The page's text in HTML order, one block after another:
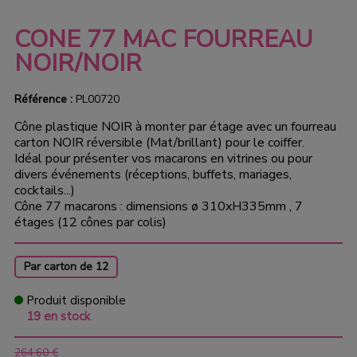
CONE 77 MAC FOURREAU
NOIR/NOIR
Référence :PL00720
Cône plastique NOIR à monter par étage avec un fourreau
carton NOIR réversible (Mat/brillant) pour le coiffer.
Idéal pour présenter vos macarons en vitrines ou pour
divers événements (réceptions, buffets, mariages,
cocktails...)
Cône 77 macarons : dimensions ø 310xH335mm , 7
étages (12 cônes par colis)
Par carton de 12
Produit disponible
19 en stock
264,60 €